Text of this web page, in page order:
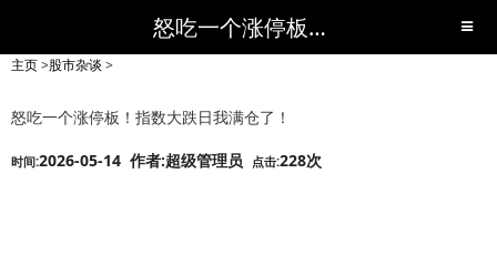
怒吃一个涨停板！指数大跌日我满仓了！-股市杂谈-短线黑马,短线股票,短线炒股,实战,荐股,操盘,超级短线,令人叹为观止的短线炒股!-超级短线
主页>股市杂谈 >
怒吃一个涨停板！指数大跌日我满仓了！
时间:2026-05-14 作者:超级管理员 点击:228次